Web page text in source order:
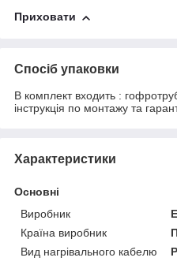
Приховати
Спосіб упаковки
В комплект входить :
інструкція по монтажу та
Характеристики
Основні
Виробник
Країна виробник
Вид нагрівального кабелю